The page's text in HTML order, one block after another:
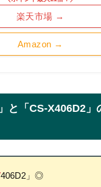
Amazon →
楽天市場 →
と「CS-X406D2」
406D2」◎